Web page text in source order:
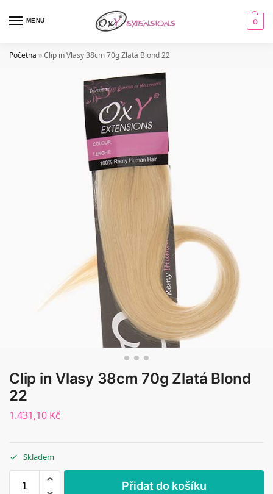
MENU 0
Početna »Clip in Vlasy 38cm 70g Zlatá Blond 22
Clip in Vlasy 38cm 70g Zlatá Blond
22
1.431,10 Kč
Skladem
Přidat do košíku